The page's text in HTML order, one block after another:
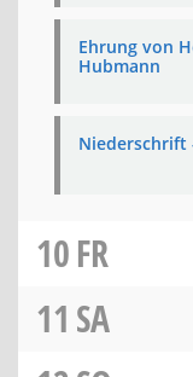
Ehrung von
Hubmann
10FR
11 SA